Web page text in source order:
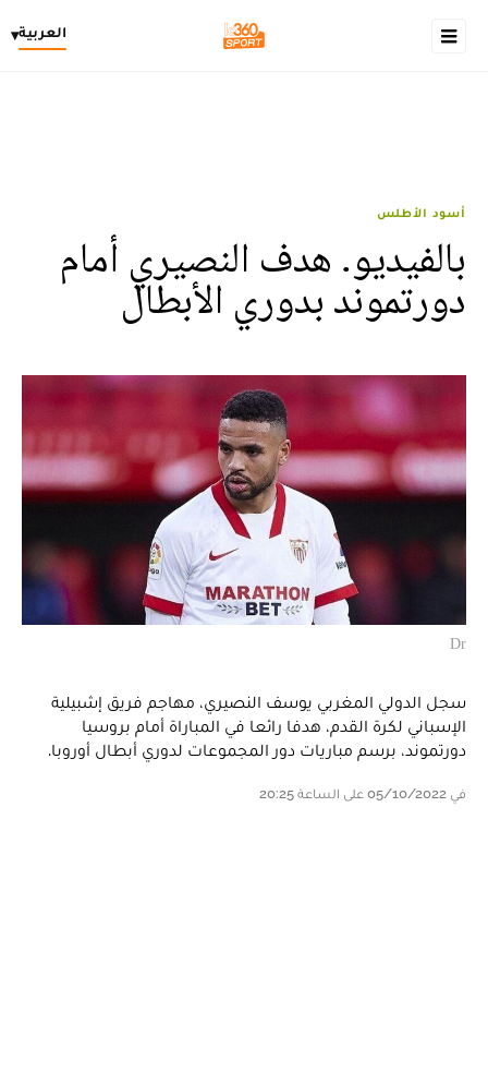
العربية▾
أسود الأطلس
بالفيديو. هدف النصيري أمام
دورتموند بدوري الأبطال
Dr
سجل الدولي المغربي يوسف النصيري، مهاجم فريق إشبيلية
الإسباني لكرة القدم، هدفا رائعا في المباراة أمام بروسيا
دورتموند، برسم مباريات دور المجموعات لدوري أبطال أوروبا.
في 05/10/2022 على الساعة 20:25